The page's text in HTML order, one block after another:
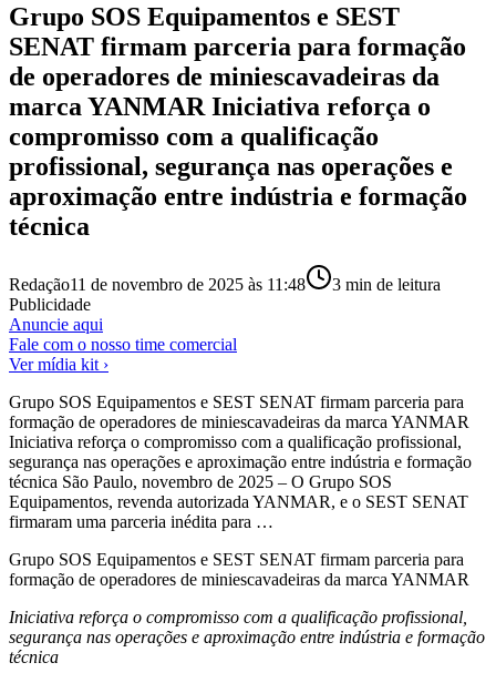
Grupo SOS Equipamentos e SEST
SENAT firmam parceria para formação
de operadores de miniescavadeiras da
marca YANMAR Iniciativa reforça o
compromisso com a qualificação
profissional, segurança nas operações e
aproximação entre indústria e formação
técnica
Redação11 de novembro de 2025 às 11:48 3 min de leitura
Publicidade
Anuncie aqui
Fale com o nosso time comercial
Ver mídia kit ›
Grupo SOS Equipamentos e SEST SENAT firmam parceria para
formação de operadores de miniescavadeiras da marca YANMAR
Iniciativa reforça o compromisso com a qualificação profissional,
segurança nas operações e aproximação entre indústria e formação
técnica São Paulo, novembro de 2025 – O Grupo SOS
Equipamentos, revenda autorizada YANMAR, e o SEST SENAT
firmaram uma parceria inédita para …
Grupo SOS Equipamentos e SEST SENAT firmam parceria para
formação de operadores de miniescavadeiras da marca YANMAR
Iniciativa reforça o compromisso com a qualificação profissional,
segurança nas operações e aproximação entre indústria e formação
técnica